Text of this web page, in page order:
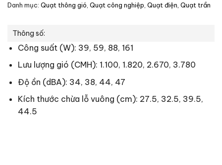
Danh mục: Quạt thông gió Quạt công nghiệp Quạt điện, Quạt trần
Thông số:
Công suất (W): 39, 59, 88, 161
Lưu lượng gió (CMH): 1.100, 1.820, 2.670, 3.780
Độ ồn (dBA): 34, 38, 44, 47
Kích thước chừa lỗ vuông (cm): 27.5, 32.5, 39.5,
44.5